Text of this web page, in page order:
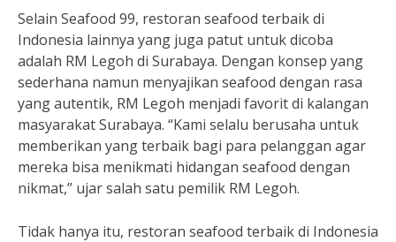
Selain Seafood 99, restoran seafood terbaik di
Indonesia lainnya yang juga patut untuk dicoba
adalah RM Legoh di Surabaya. Dengan konsep yang
sederhana namun menyajikan seafood dengan rasa
yang autentik, RM Legoh menjadi favorit di kalangan
masyarakat Surabaya. “Kami selalu berusaha untuk
memberikan yang terbaik bagi para pelanggan agar
mereka bisa menikmati hidangan seafood dengan
nikmat,” ujar salah satu pemilik RM Legoh.
Tidak hanya itu, restoran seafood terbaik di Indonesia